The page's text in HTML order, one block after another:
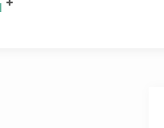
di solo